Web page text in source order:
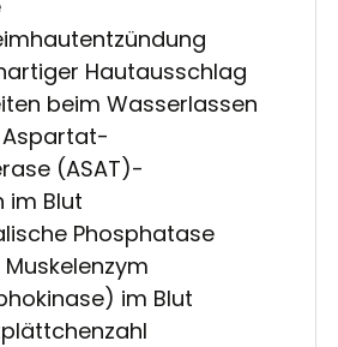
Hautausschlag
beim Wasserlassen
(ASAT)-
im Blut
Phosphatase
im Blut